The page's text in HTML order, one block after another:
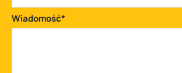
Wiadomość*